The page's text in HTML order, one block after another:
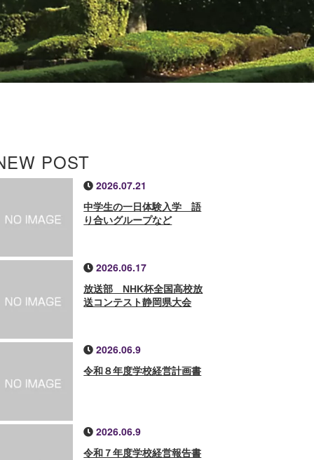
POST
2026.07.21
中学生の一日体験入学 語
り合いグループなど
2026.06.17
放送部 NHK杯全国高校放
送コンテスト静岡県大会
2026.06.9
令和８年度学校経営計画書
2026.06.9
令和７年度学校経営報告書